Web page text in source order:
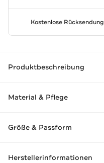
Kostenlose Rücksendung
Produktbeschreibung
Material & Pflege
Größe & Passform
Herstellerinformationen